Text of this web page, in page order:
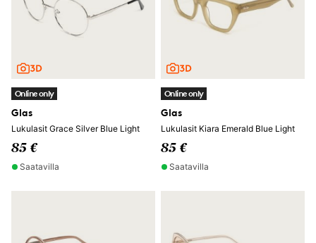
Online only
Glas
Lukulasit Grace Silver Blue Light
85 €
Saatavilla
Online only
Glas
Lukulasit Kiara Emerald Blue Light
85 €
Saatavilla